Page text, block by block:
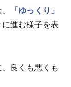
「ゆっくり」
進む様子を表
良くも悪くも